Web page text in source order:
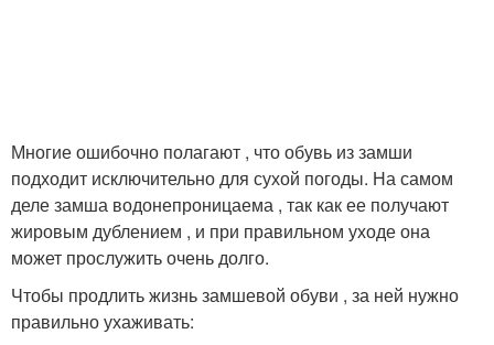
Многие ошибочно полагают , что обувь из замши
подходит исключительно для сухой погоды. На самом
деле замша водонепроницаема , так как ее получают
жировым дублением , и при правильном уходе она
может прослужить очень долго.
Чтобы продлить жизнь замшевой обуви , за ней нужно
правильно ухаживать: